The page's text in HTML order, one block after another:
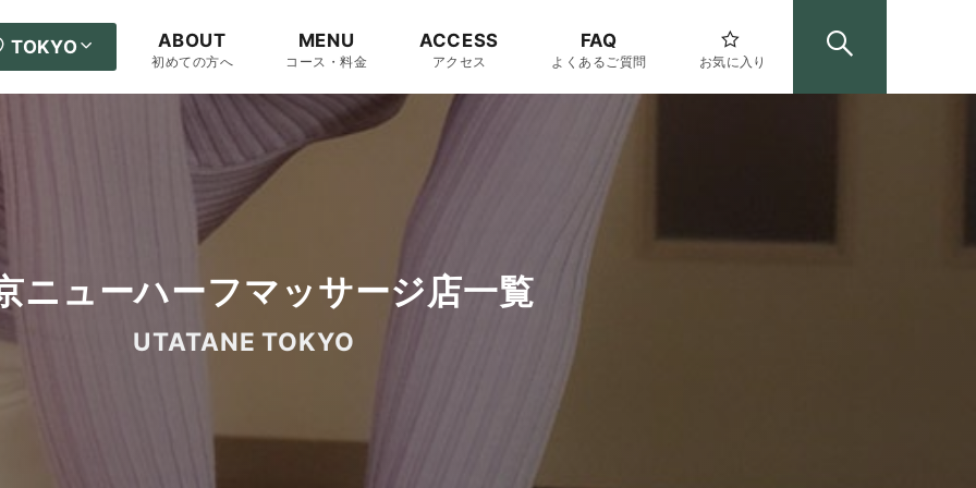
TOKYO ABOUT
初めての方へ
MENU
コース・料金
ACCESS
アクセス
FAQ
よくあるご質問 お気に入り
ニューハーフマッサージ店一覧
UTATANE TOKYO